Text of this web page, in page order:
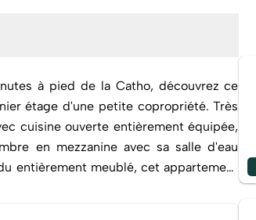
à pied de la Catho, découvrez ce
étage d'une petite copropriété. Très
cuisine ouverte entièrement équipée,
en mezzanine avec sa salle d'eau
de 9 lots - dont 9 lots habitation. (Pas de